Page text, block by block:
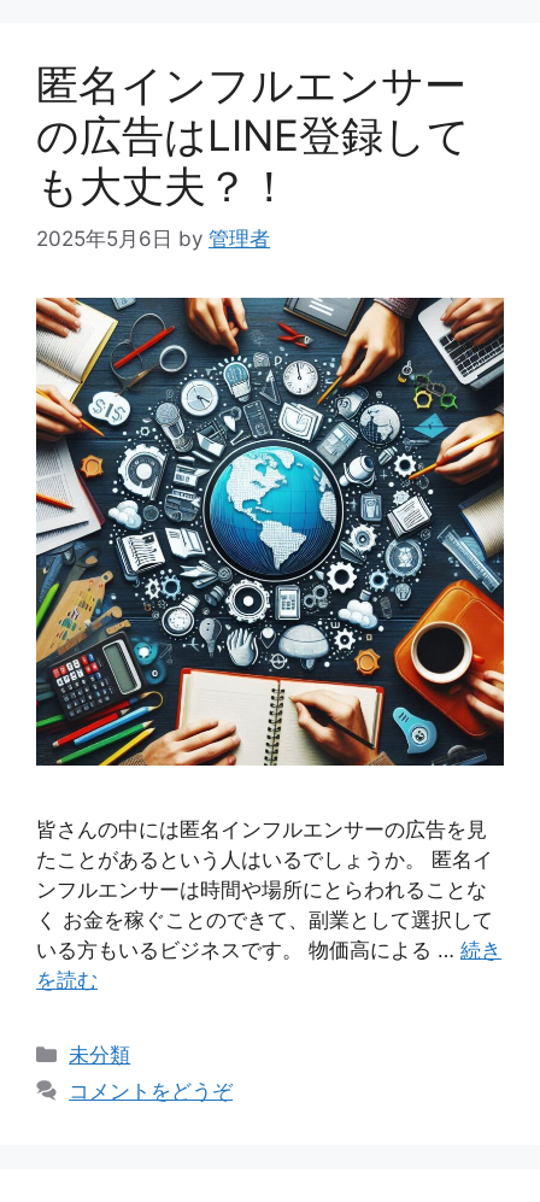
匿名インフルエンサー
の広告はLINE登録して
も大丈夫？！
2025年5月6日 by 管理者
皆さんの中には匿名インフルエンサーの広告を見
たことがあるという人はいるでしょうか。 匿名イ
ンフルエンサーは時間や場所にとらわれることな
く お金を稼ぐことのできて、副業として選択して
いる方もいるビジネスです。 物価高による … 続き
を読む
カ
テ
未分類
コメントをどうぞ